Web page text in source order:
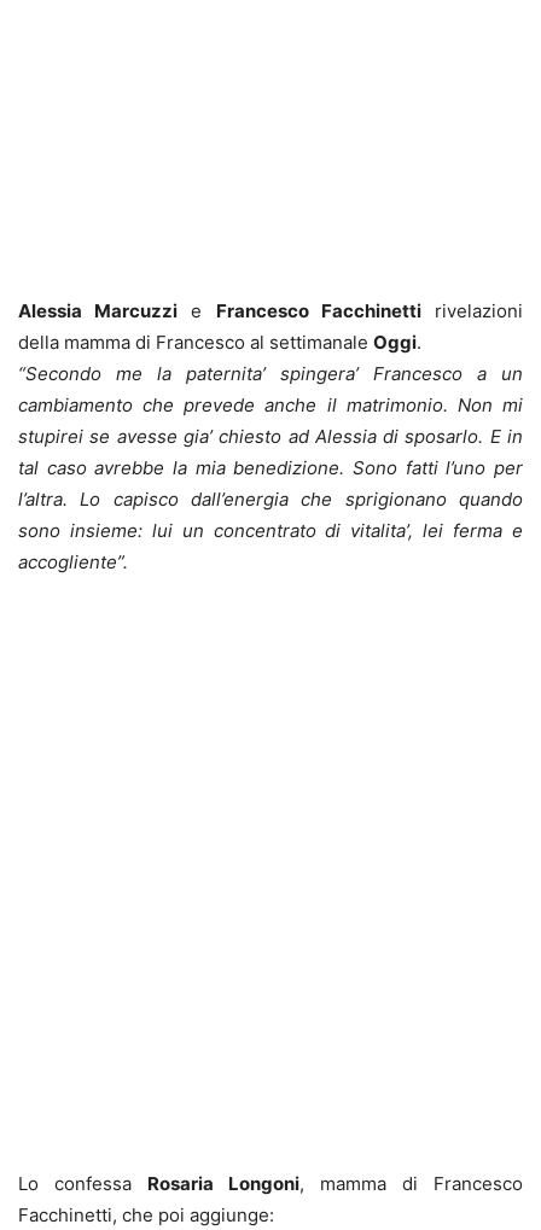
Alessia Marcuzzi e Francesco Facchinettirivelazioni
della mamma di Francesco al settimanale Oggi.
“Secondo me la paternita’ spingera’ Francesco a un
cambiamento che prevede anche il matrimonio. Non mi
stupirei se avesse gia’ chiesto ad Alessia di sposarlo. E in
tal caso avrebbe la mia benedizione. Sono fatti l’uno per
l’altra. Lo capisco dall’energia che sprigionano quando
sono insieme: lui un concentrato di vitalita’, lei ferma e
accogliente”.
Lo confessa Rosaria Longoni, mamma di Francesco
Facchinetti, che poi aggiunge: